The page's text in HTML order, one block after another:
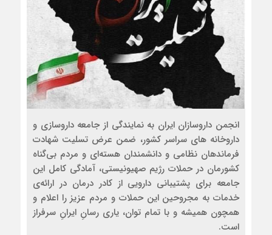
انجمن داروسازان ایران به نمایندگی از جامعه داروسازی و
داروخانه های سراسر کشور، ضمن عرض تسلیت شهادت
فرماندهان نظامی و دانشمندان هسته‌ای و مردم بی‌گناه
کشورمان در حملات رژیم صهیونیستی، آمادگی کامل این
جامعه برای پشتیبانی دارویی از کادر درمان در ارائه‌ی
خدمات به مجروحین این حملات و مردم عزیز را اعلام و
همچون همیشه و با تمام توان، یاری رسانِ ایرانِ سرفراز
است.